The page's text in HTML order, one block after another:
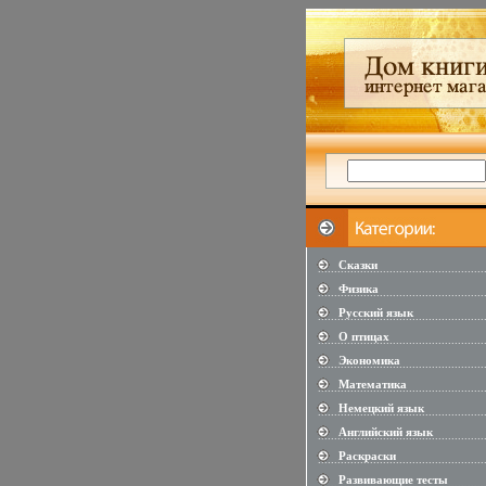
Сказки
Физика
Русский язык
О птицах
Экономика
Математика
Немецкий язык
Английский язык
Раскраски
Развивающие тесты